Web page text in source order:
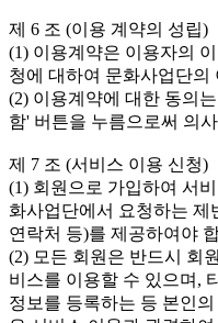
제 6 조 (이용 계약의 성립)
(1) 이용계약은 이용자의
청에 대하여 문화사업단의
(2) 이용계약에 대한 동의
함' 버튼을 누름으로써 의
제 7 조 (서비스 이용 신청)
(1) 회원으로 가입하여 서
화사업단에서 요청하는 제
연락처 등)를 제공하여야
(2) 모든 회원은 반드시 회
비스를 이용할 수 있으며,
정보를 등록하는 등 본인